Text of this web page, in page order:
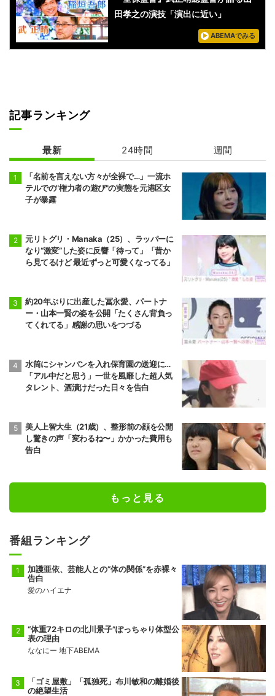
田孝之の演技「演出に近い」
ABEMAでみる
記事ランキング
最新 24時間 週間
「名前を言えない方々が全裸で…」一流ホ
テルでの"権力者の遊び"の実態を元港区女
子が暴露
元リトグリ・Manaka（25）、ラッパーに
なり“激変”した姿に反響「待って」「昔か
ら見てるけど 最近ずっと可愛くなってる」
約20年ぶりに出産した冨永愛、パートナ
ー・山本一賢の姿を公開「たくさん背負っ
てくれてる」感謝の思いをつづる
水筒にシャンパンを入れ保育園の送迎に…
「アル中だと思う」一世を風靡した超人気
タレント、酒漬けだった日々を告白
美人上智大生（21歳）、整形前の顔を公開
し驚きの声「変わるね〜」かかった費用も
告白
もっと見る
番組ランキング
加護亜依、芸能人との“体の関係”を赤裸々
告白
愛のハイエナ
“体重72キロの北川景子”ぽっちゃり体型公
表の理由
ななにー 地下ABEMA
「ゴミ屋敷」「孤独死」布川敏和の離婚後
の絶望生活